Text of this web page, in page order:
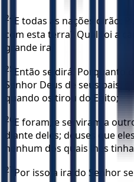
24 E todas as nações dirão:
com esta terra? Qual foi a
grande ira?
25 Então se dirá: Porquanto
Senhor Deus de seus pais,
quando os tirou do Egito;
26 E foram, e serviram a
diante deles; deuses que
nenhum dos quais lhes
27 Por isso a ira do Senhor